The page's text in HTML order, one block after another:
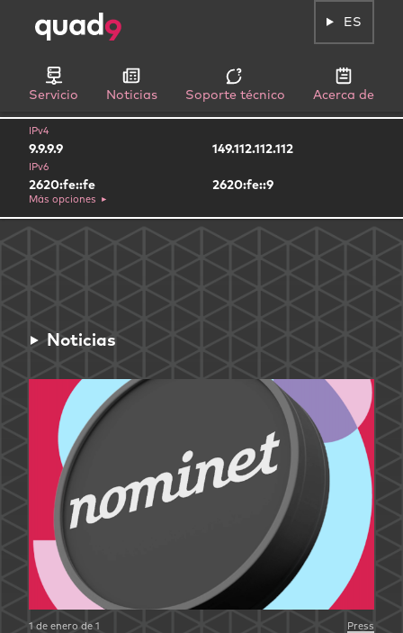
Servicio Noticias Soporte técnico Acerca de
ES
IPv4
9.9.9.9 149.112.112.112
IPv6
2620:fe::fe 2620:fe::9
Más opciones
Noticias
1 de enero de 1 Press